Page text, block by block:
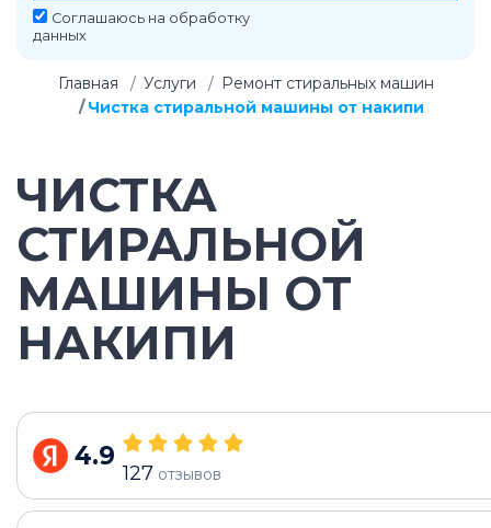
Соглашаюсь на обработку
данных
Главная Услуги
Ремонт стиральных машин
Чистка стиральной машины от накипи
ЧИСТКА
СТИРАЛЬНОЙ
МАШИНЫ ОТ
НАКИПИ
4.9
127 отзывов